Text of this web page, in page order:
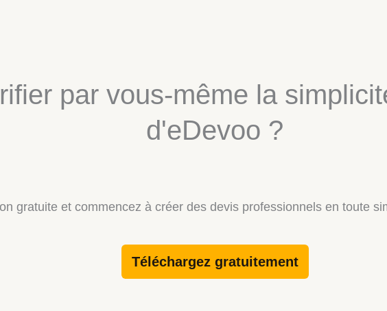
par vous-même la
d'eDevoo ?
gratuite et commencez à créer des devis professionnels en toute
Téléchargez gratuitement